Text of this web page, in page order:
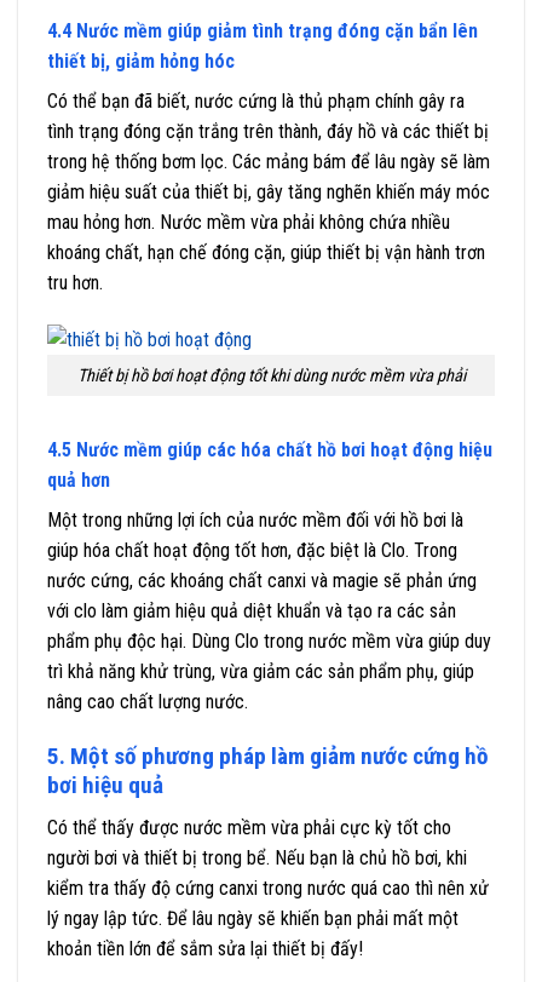
4.4 Nước mềm giúp giảm tình trạng đóng cặn bẩn lên
thiết bị, giảm hỏng hóc
Có thể bạn đã biết, nước cứng là thủ phạm chính gây ra
tình trạng đóng cặn trắng trên thành, đáy hồ và các thiết bị
trong hệ thống bơm lọc. Các mảng bám để lâu ngày sẽ làm
giảm hiệu suất của thiết bị, gây tăng nghẽn khiến máy móc
mau hỏng hơn. Nước mềm vừa phải không chứa nhiều
khoáng chất, hạn chế đóng cặn, giúp thiết bị vận hành trơn
tru hơn.
Thiết bị hồ bơi hoạt động tốt khi dùng nước mềm vừa phải
4.5 Nước mềm giúp các hóa chất hồ bơi hoạt động hiệu
quả hơn
Một trong những lợi ích của nước mềm đối với hồ bơi là
giúp hóa chất hoạt động tốt hơn, đặc biệt là Clo. Trong
nước cứng, các khoáng chất canxi và magie sẽ phản ứng
với clo làm giảm hiệu quả diệt khuẩn và tạo ra các sản
phẩm phụ độc hại. Dùng Clo trong nước mềm vừa giúp duy
trì khả năng khử trùng, vừa giảm các sản phẩm phụ, giúp
nâng cao chất lượng nước.
5. Một số phương pháp làm giảm nước cứng hồ
bơi hiệu quả
Có thể thấy được nước mềm vừa phải cực kỳ tốt cho
người bơi và thiết bị trong bể. Nếu bạn là chủ hồ bơi, khi
kiểm tra thấy độ cứng canxi trong nước quá cao thì nên xử
lý ngay lập tức. Để lâu ngày sẽ khiến bạn phải mất một
khoản tiền lớn để sắm sửa lại thiết bị đấy!